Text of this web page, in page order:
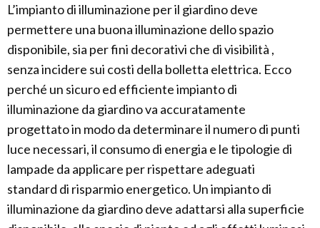
L’impianto di illuminazione per il giardino deve
permettere una buona illuminazione dello spazio
disponibile, sia per fini decorativi che di visibilità ,
senza incidere sui costi della bolletta elettrica. Ecco
perché un sicuro ed efficiente impianto di
illuminazione da giardino va accuratamente
progettato in modo da determinare il numero di punti
luce necessari, il consumo di energia e le tipologie di
lampade da applicare per rispettare adeguati
standard di risparmio energetico. Un impianto di
illuminazione da giardino deve adattarsi alla superficie